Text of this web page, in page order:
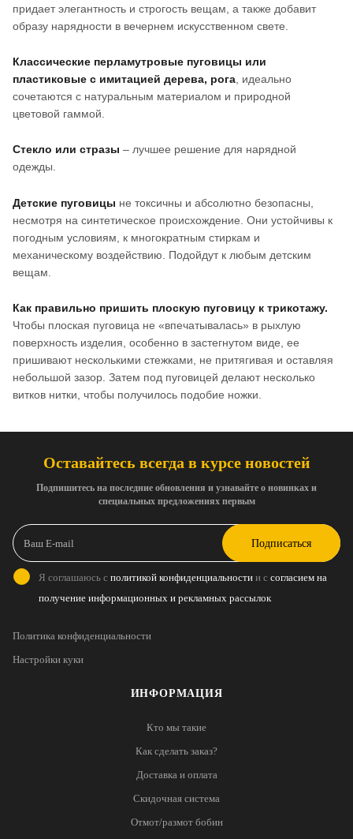
придает элегантность и строгость вещам, а также добавит
образу нарядности в вечернем искусственном свете.
Классические перламутровые пуговицы или
пластиковые с имитацией дерева, рога , идеально
сочетаются с натуральным материалом и природной
цветовой гаммой.
Стекло или стразы – лучшее решение для нарядной
одежды.
Детские пуговицы не токсичны и абсолютно безопасны,
несмотря на синтетическое происхождение. Они устойчивы к
погодным условиям, к многократным стиркам и
механическому воздействию. Подойдут к любым детским
вещам.
Как правильно пришить плоскую пуговицу к трикотажу.
Чтобы плоская пуговица не «впечатывалась» в рыхлую
поверхность изделия, особенно в застегнутом виде, ее
пришивают несколькими стежками, не притягивая и оставляя
небольшой зазор. Затем под пуговицей делают несколько
витков нитки, чтобы получилось подобие ножки.
ИНФОРМАЦИЯ
Кто мы такие
Как сделать заказ?
Доставка и оплата
Скидочная система
Отмот/размот бобин
Оставайтесь всегда в курсе новостей
Подпишитесь на последние обновления и узнавайте о новинках и
специальных предложениях первым
Подписаться
Я соглашаюсь с политикой конфиденциальности и с согласием на
получение информационных и рекламных рассылок
Политика конфиденциальности
Настройки куки